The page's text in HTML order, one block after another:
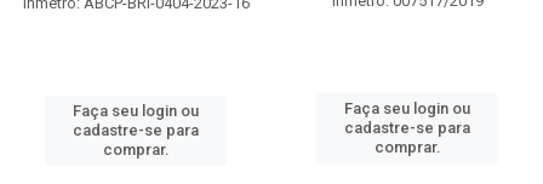
Faça seu login ou
cadastre-se para
comprar.
Faça seu login ou
cadastre-se para
comprar.